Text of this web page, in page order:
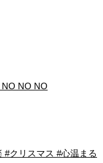
NO NO
#クリスマス #心温まる